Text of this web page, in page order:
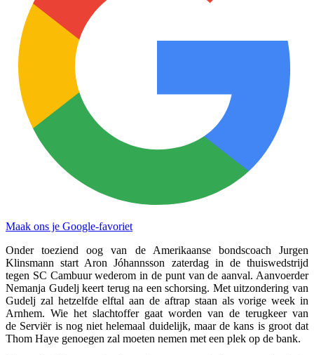
Maak ons je Google-favoriet
Onder toeziend oog van de Amerikaanse bondscoach Jurgen
Klinsmann start Aron Jóhannsson zaterdag in de thuiswedstrijd
tegen SC Cambuur wederom in de punt van de aanval. Aanvoerder
Nemanja Gudelj keert terug na een schorsing. Met uitzondering van
Gudelj zal hetzelfde elftal aan de aftrap staan als vorige week in
Arnhem. Wie het slachtoffer gaat worden van de terugkeer van
de Serviër is nog niet helemaal duidelijk, maar de kans is groot dat
Thom Haye genoegen zal moeten nemen met een plek op de bank.